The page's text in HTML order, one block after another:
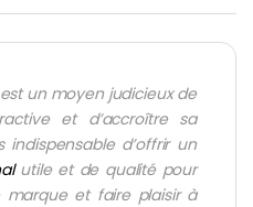
un moyen judicieux de
et d’accroître sa
d’offrir un
utile et de qualité pour
et faire plaisir à